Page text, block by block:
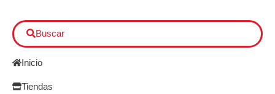
Buscar
Inicio
Tiendas